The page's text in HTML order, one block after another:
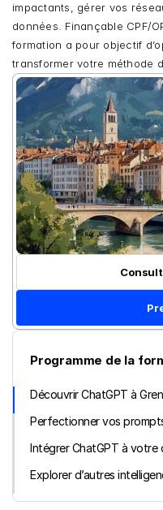
impactants, gérer vos
données. Finançable CPF/
formation a pour objectif
transformer votre méthode
Programme de la
Découvrir ChatGPT à
Perfectionner vos
Intégrer ChatGPT à votre
Explorer d’autres